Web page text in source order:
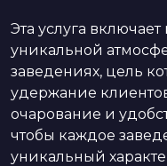
Эта услуга
уникальной
заведениях, цель
удержание
очарование и
чтобы каждое
уникальный